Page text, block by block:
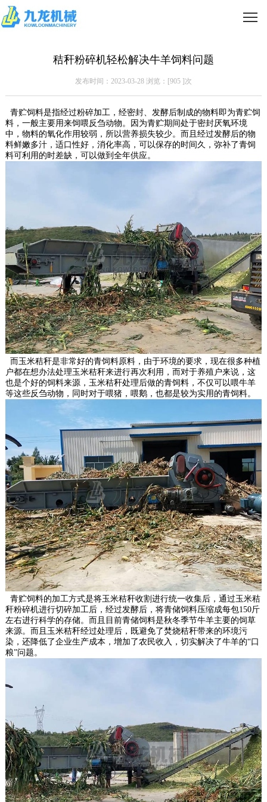
秸秆粉碎机轻松解决牛羊饲料问题
发布时间：2023-03-28 浏览：[905 ]次
青贮饲料是指经过粉碎加工，经密封、发酵后制成的物料即为青贮饲
料，一般主要用来饲喂反刍动物。因为青贮期间处于密封厌氧环境
中，物料的氧化作用较弱，所以营养损失较少。而且经过发酵后的物
料鲜嫩多汁，适口性好，消化率高，可以保存的时间久，弥补了青饲
料可利用的时差缺，可以做到全年供应。
而玉米秸秆是非常好的青饲料原料，由于环境的要求，现在很多种植
户都在想办法处理玉米秸秆来进行再次利用，而对于养殖户来说，这
也是个好的饲料来源，玉米秸秆处理后做的青饲料，不仅可以喂牛羊
等这些反刍动物，同时对于喂猪，喂鹅，也都是较为实用的青饲料。
青贮饲料的加工方式是将玉米秸秆收割进行统一收集后，通过玉米秸
秆粉碎机进行切碎加工后，经过发酵后，将青储饲料压缩成每包150斤
左右进行科学的存储。而且目前青储饲料是秋冬季节牛羊主要的饲草
来源。而且玉米秸秆经过处理后，既避免了焚烧秸秆带来的环境污
染，还降低了企业生产成本，增加了农民收入，切实解决了牛羊的“口
粮”问题。